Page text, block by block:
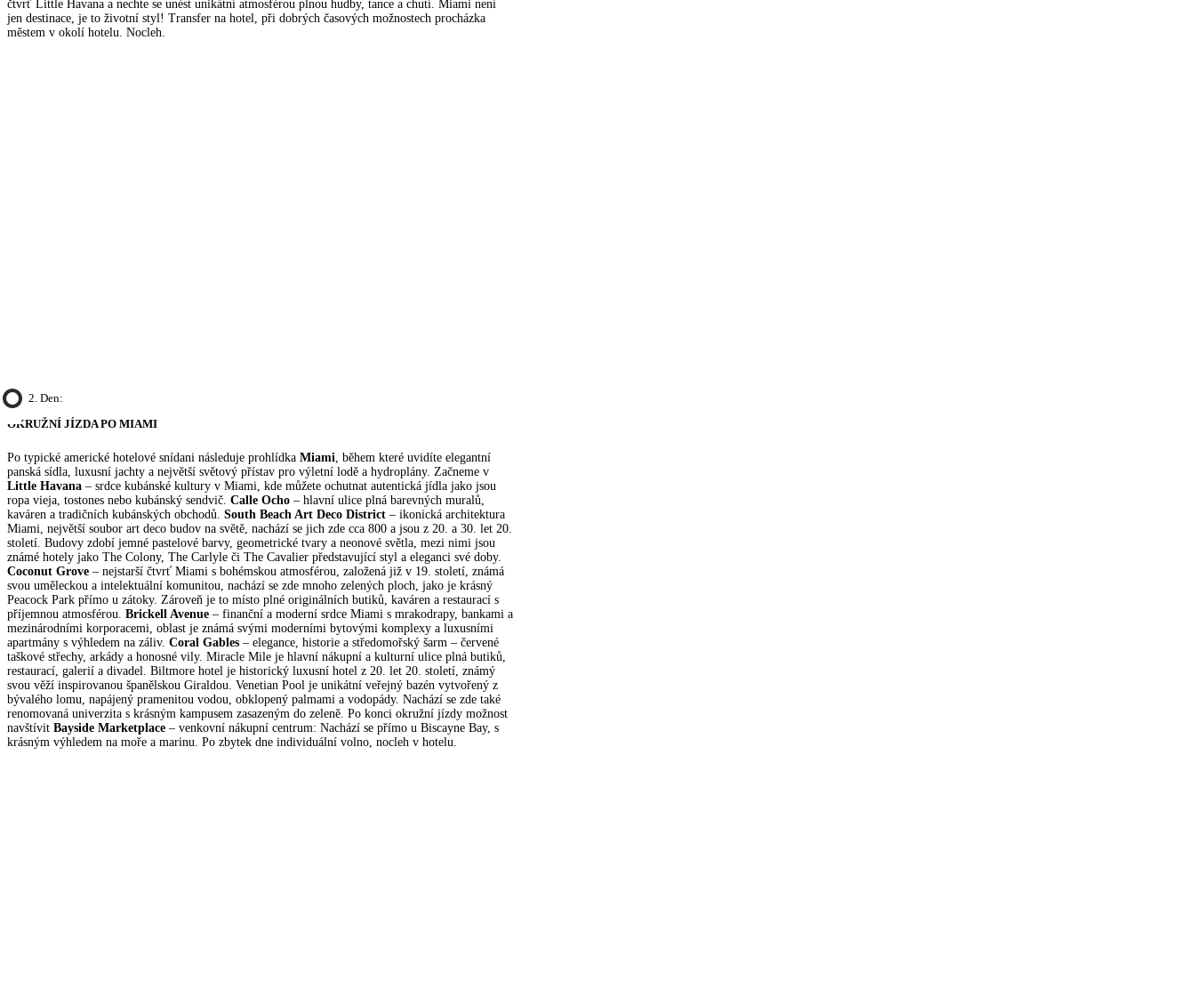
čtvrť Little Havana a nechte se unést unikátní atmosférou plnou hudby, tance a chutí. Miami není
jen destinace, je to životní styl! Transfer na hotel, při dobrých časových možnostech procházka
městem v okolí hotelu. Nocleh.
2. Den:
OKRUŽNÍ JÍZDA PO MIAMI
Po typické americké hotelové snídani následuje prohlídka Miami, během které uvidíte elegantní
panská sídla, luxusní jachty a největší světový přístav pro výletní lodě a hydroplány. Začneme v
Little Havana – srdce kubánské kultury v Miami, kde můžete ochutnat autentická jídla jako jsou
ropa vieja, tostones nebo kubánský sendvič. Calle Ocho – hlavní ulice plná barevných muralů,
kaváren a tradičních kubánských obchodů. South Beach Art Deco District – ikonická architektura
Miami, největší soubor art deco budov na světě, nachází se jich zde cca 800 a jsou z 20. a 30. let 20.
století. Budovy zdobí jemné pastelové barvy, geometrické tvary a neonové světla, mezi nimi jsou
známé hotely jako The Colony, The Carlyle či The Cavalier představující styl a eleganci své doby.
Coconut Grove – nejstarší čtvrť Miami s bohémskou atmosférou, založená již v 19. století, známá
svou uměleckou a intelektuální komunitou, nachází se zde mnoho zelených ploch, jako je krásný
Peacock Park přímo u zátoky. Zároveň je to místo plné originálních butiků, kaváren a restaurací s
příjemnou atmosférou. Brickell Avenue – finanční a moderní srdce Miami s mrakodrapy, bankami a
mezinárodními korporacemi, oblast je známá svými moderními bytovými komplexy a luxusními
apartmány s výhledem na záliv. Coral Gables – elegance, historie a středomořský šarm – červené
taškové střechy, arkády a honosné vily. Miracle Mile je hlavní nákupní a kulturní ulice plná butiků,
restaurací, galerií a divadel. Biltmore hotel je historický luxusní hotel z 20. let 20. století, známý
svou věží inspirovanou španělskou Giraldou. Venetian Pool je unikátní veřejný bazén vytvořený z
bývalého lomu, napájený pramenitou vodou, obklopený palmami a vodopády. Nachází se zde také
renomovaná univerzita s krásným kampusem zasazeným do zeleně. Po konci okružní jízdy možnost
navštívit Bayside Marketplace – venkovní nákupní centrum: Nachází se přímo u Biscayne Bay, s
krásným výhledem na moře a marinu. Po zbytek dne individuální volno, nocleh v hotelu.